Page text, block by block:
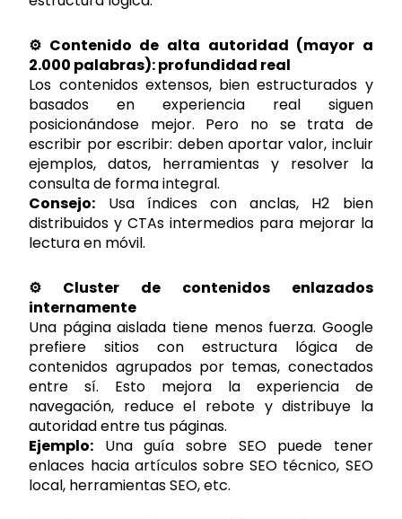
⚙️ Contenido de alta autoridad (mayor a
2.000 palabras): profundidad real
Los contenidos extensos, bien estructurados y
basados en experiencia real siguen
posicionándose mejor. Pero no se trata de
escribir por escribir: deben aportar valor, incluir
ejemplos, datos, herramientas y resolver la
consulta de forma integral.
Consejo: Usa índices con anclas, H2 bien
distribuidos y CTAs intermedios para mejorar la
lectura en móvil.
⚙️ Cluster de contenidos enlazados
internamente
Una página aislada tiene menos fuerza. Google
prefiere sitios con estructura lógica de
contenidos agrupados por temas, conectados
entre sí. Esto mejora la experiencia de
navegación, reduce el rebote y distribuye la
autoridad entre tus páginas.
Ejemplo: Una guía sobre SEO puede tener
enlaces hacia artículos sobre SEO técnico, SEO
local, herramientas SEO, etc.